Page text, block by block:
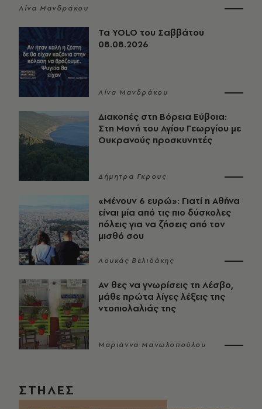
Λίνα Μανδράκου
Τα YOLO του Σαββάτου
08.08.2026
Λίνα Μανδράκου
Διακοπές στη Βόρεια Εύβοια:
Στη Μονή του Αγίου Γεωργίου με
Ουκρανούς προσκυνητές
Δήμητρα Γκρους
«Μένουν 6 ευρώ»: Γιατί η Αθήνα
είναι μία από τις πιο δύσκολες
πόλεις για να ζήσεις από τον
μισθό σου
Λουκάς Βελιδάκης
Αν θες να γνωρίσεις τη Λέσβο,
μάθε πρώτα λίγες λέξεις της
ντοπιολαλιάς της
Μαριάννα Μανωλοπούλου
ΣΤΗΛΕΣ